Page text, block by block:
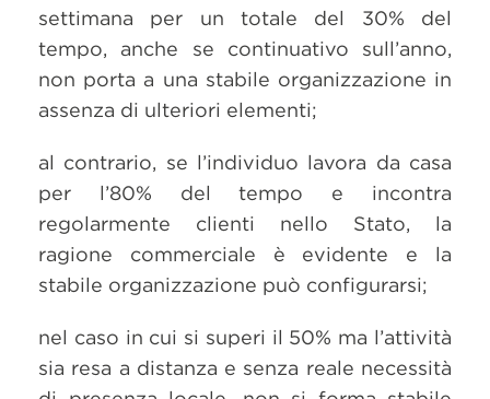
settimana per un totale del 30% del
tempo, anche se continuativo sull’anno,
non porta a una stabile organizzazione in
assenza di ulteriori elementi;
al contrario, se l’individuo lavora da casa
per l’80% del tempo e incontra
regolarmente clienti nello Stato, la
ragione commerciale è evidente e la
stabile organizzazione può configurarsi;
nel caso in cui si superi il 50% ma l’attività
sia resa a distanza e senza reale necessità